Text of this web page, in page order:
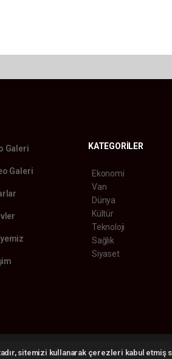
sitemizi kullanarak çerezleri kabul etmiş
Galeri
Galeri
KATEGORİLER
Ekonomi
Van
Dünya
Kültür
Teknoloji
Sağlık
Siyaset
haber paketi haber scriptihaber yazılım